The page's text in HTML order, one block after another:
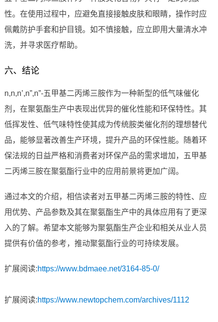
性。在使用过程中，应避免直接接触皮肤和眼睛，操作时应
佩戴防护手套和护目镜。如不慎接触，应立即用大量清水冲
洗，并寻求医疗帮助。
六、结论
n,n,n’,n”,n”-五甲基二丙烯三胺作为一种新型的低气味催化
剂，在聚氨酯生产中表现出优异的催化性能和环保特性。其
低挥发性、低气味特性使其成为传统胺类催化剂的理想替代
品，能够显著改善生产环境，提升产品的环保性能。随着环
保法规的日益严格和消费者对环保产品的需求增加，五甲基
二丙烯三胺在聚氨酯行业中的应用前景将更加广阔。
通过本文的介绍，相信读者对五甲基二丙烯三胺的特性、应
用优势、产品参数及其在聚氨酯生产中的具体应用有了更深
入的了解。希望本文能够为聚氨酯生产企业和相关从业人员
提供有价值的参考，推动聚氨酯行业的可持续发展。
扩展阅读:https://www.bdmaee.net/3164-85-0/
扩展阅读:https://www.newtopchem.com/archives/1112